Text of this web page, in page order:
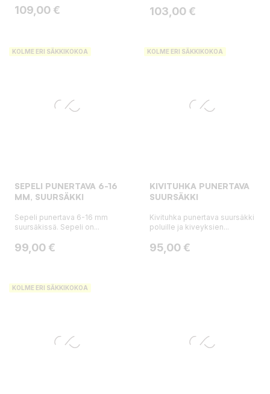
Hinta
109,00 € Hinta
103,00 €
KOLME ERI SÄKKIKOKOA
SEPELI PUNERTAVA 6-16
MM, SUURSÄKKI
Sepeli punertava 6-16 mm
suursäkissä. Sepeli on...
Hinta
99,00 €
KOLME ERI SÄKKIKOKOA
KIVITUHKA PUNERTAVA
SUURSÄKKI
Kivituhka punertava suursäkki
poluille ja kiveyksien...
Hinta
95,00 €
KOLME ERI SÄKKIKOKOA